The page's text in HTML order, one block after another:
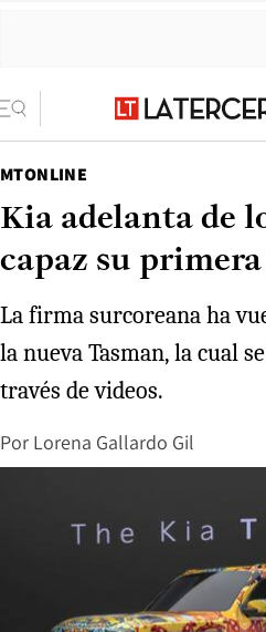
MTONLINE
Kia adelanta de
capaz su
La firma surcoreana ha
la nueva Tasman, la cual
través de videos.
Por Lorena Gallardo Gil